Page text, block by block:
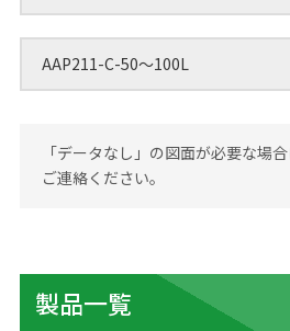
AAP211-C-50～100L
「データなし」の図面が必要な場
ご連絡ください。
製品一覧